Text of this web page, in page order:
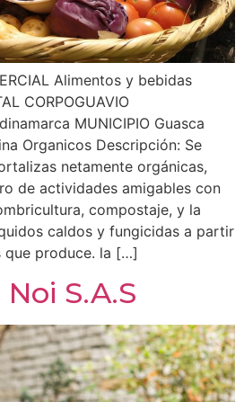
Alimentos y bebidas
CORPOGUAVIO
MUNICIPIO Guasca
Organicos Descripción: Se
netamente orgánicas,
de actividades amigables con
compostaje, y la
caldos y fungicidas a partir
que produce. la […]
S.A.S